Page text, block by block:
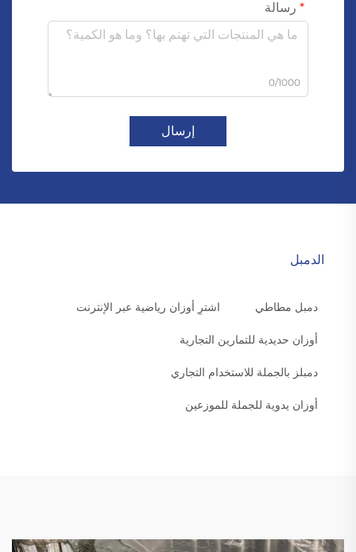
رسالة
0/1000
إرسال
الدمبل
دمبل مطاطي اشترِ أوزان رياضية عبر الإنترنت
أوزان حديدية للتمارين التجارية
دمبلز بالجملة للاستخدام التجاري
أوزان يدوية للجملة للموزعين